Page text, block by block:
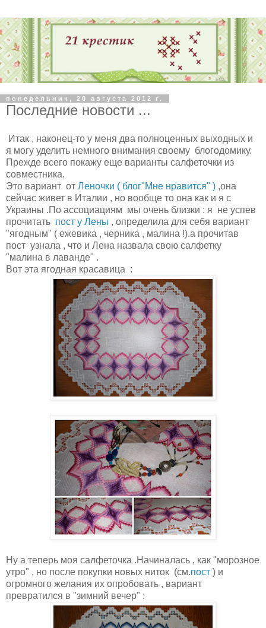
понедельник, 20 августа 2012 г.
Последние новости ...
Итак , наконец-то у меня два полноценных выходных и
я могу уделить немного внимания своему блогодомику.
Прежде всего покажу еще варианты салфеточки из
совместника.
Это вариант от Леночки ( блог"Мне нравится" ) ,она
сейчас живет в Италии , но вообще то она как и я с
Украины .По ассоциациям мы очень близки : я не успев
прочитать пост у Лены , определила для себя вариант
"ягодным" ( ежевика , черника , малина !).а прочитав
пост узнала , что и Лена назвала свою салфетку
"малина в лаванде" .
Вот эта ягодная красавица :
Ну а теперь моя салфеточка .Начиналась , как "морозное
утро" , но после покупки новых ниток (см.пост ) и
огромного желания их опробовать , вариант
превратился в "зимний вечер" :